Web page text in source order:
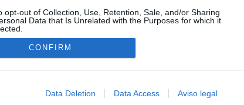
opt-out of Collection, Use, Retention, Sale, and/or Sharing
Data that Is Unrelated with the Purposes for which it
CONFIRM
Data Deletion Data Access Aviso legal